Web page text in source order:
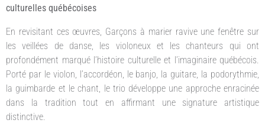
culturelles québécoises
En revisitant ces œuvres, Garçons à marier ravive une fenêtre sur
les veillées de danse, les violoneux et les chanteurs qui ont
profondément marqué l’histoire culturelle et l’imaginaire québécois.
Porté par le violon, l’accordéon, le banjo, la guitare, la podorythmie,
la guimbarde et le chant, le trio développe une approche enracinée
dans la tradition tout en affirmant une signature artistique
distinctive.